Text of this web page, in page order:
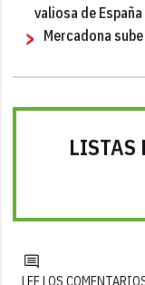
valiosa de España
Mercadona
LISTAS
LEE LOS